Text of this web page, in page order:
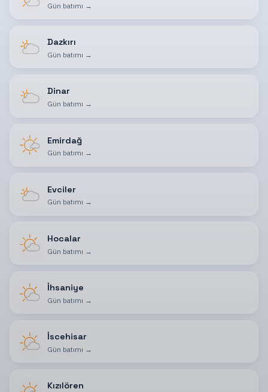
Gün batımı →
Dazkırı
Gün batımı →
Dinar
Gün batımı →
Emirdağ
Gün batımı →
Evciler
Gün batımı →
Hocalar
Gün batımı →
İhsaniye
Gün batımı →
İscehisar
Gün batımı →
Kızılören